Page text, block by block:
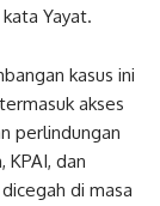
Yayat.
kasus ini
akses
perlindungan
KPAI, dan
di masa